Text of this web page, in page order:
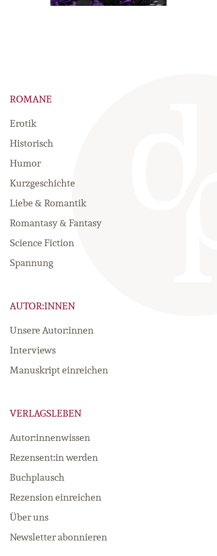
ROMANE
Erotik
Historisch
Humor
Kurzgeschichte
Liebe & Romantik
Romantasy & Fantasy
Science Fiction
Spannung
AUTOR:INNEN
Unsere Autor:innen
Interviews
Manuskript einreichen
VERLAGSLEBEN
Autor:innenwissen
Rezensent:in werden
Buchplausch
Rezension einreichen
Über uns
Newsletter abonnieren